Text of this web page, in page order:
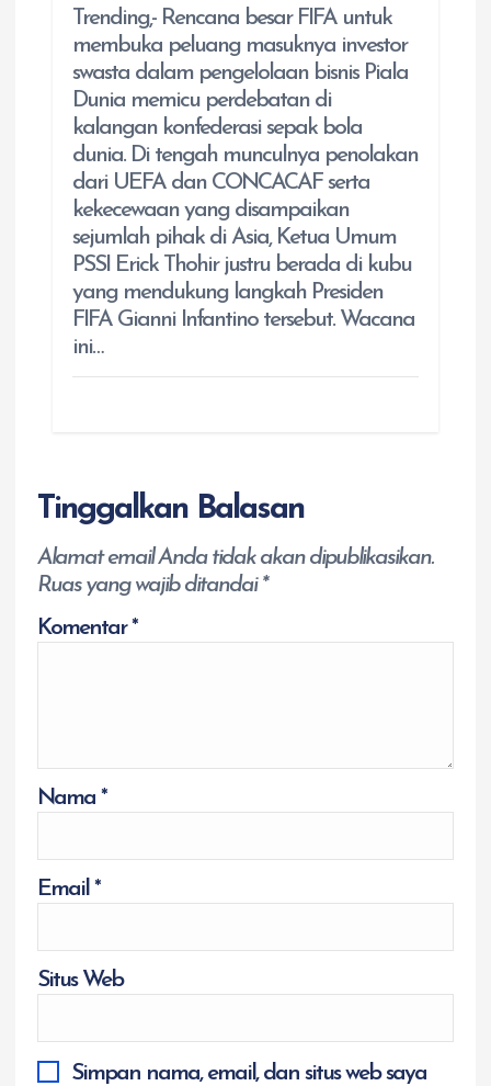
Trending,- Rencana besar FIFA untuk
membuka peluang masuknya investor
swasta dalam pengelolaan bisnis Piala
Dunia memicu perdebatan di
kalangan konfederasi sepak bola
dunia. Di tengah munculnya penolakan
dari UEFA dan CONCACAF serta
kekecewaan yang disampaikan
sejumlah pihak di Asia, Ketua Umum
PSSI Erick Thohir justru berada di kubu
yang mendukung langkah Presiden
FIFA Gianni Infantino tersebut. Wacana
ini…
Tinggalkan Balasan
Alamat email Anda tidak akan dipublikasikan.
Ruas yang wajib ditandai*
Komentar*
Nama *
Email *
Situs Web
Simpan nama, email, dan situs web saya